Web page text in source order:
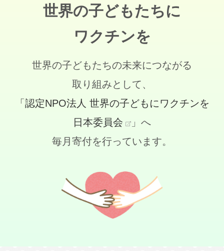
世界の子どもたちに
ワクチンを
世界の子どもたちの未来につながる
取り組みとして、
「認定NPO法人 世界の子どもにワクチンを
日本委員会
」へ
毎月寄付を行っています。